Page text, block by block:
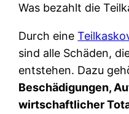
Was bezahlt die
Durch eine
sind alle Schäden,
entstehen. Dazu
Beschädigungen,
wirtschaftlicher